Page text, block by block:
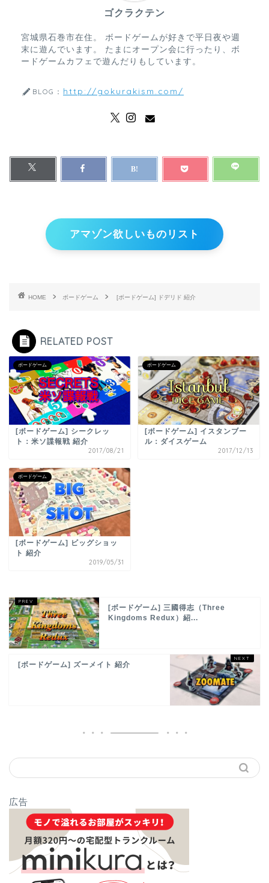
ゴクラクテン
宮城県石巻市在住。 ボードゲームが好きで平日夜や週
末に遊んでいます。 たまにオープン会に行ったり、ボ
ードゲームカフェで遊んだりもしています。
BLOG： http://gokurakism.com/
アマゾン欲しいものリスト
HOME ボードゲーム [ボードゲーム] ドデリド 紹介
RELATED POST
ボードゲーム
[ボードゲーム] シークレッ
ト：米ソ諜報戦 紹介
2017/08/21
ボードゲーム
[ボードゲーム] イスタンブー
ル：ダイスゲーム
2017/12/13
ボードゲーム
[ボードゲーム] ビッグショッ
ト 紹介
2019/05/31
[ボードゲーム] 三國得志（Three
Kingdoms Redux）紹...
[ボードゲーム] ズーメイト 紹介
広告